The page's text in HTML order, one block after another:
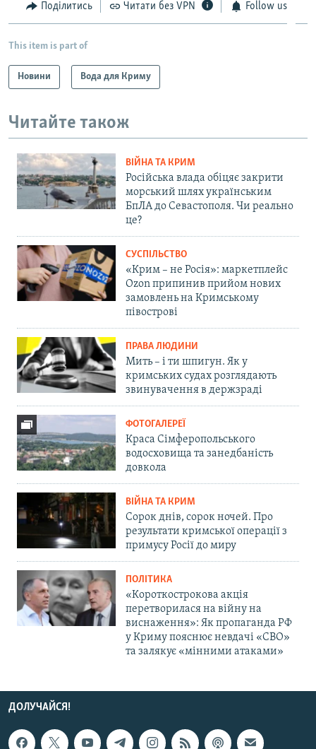
Поділитись Читати без VPN Follow us
This item is part of
Новини Вода для Криму
Читайте також
ВІЙНА ТА КРИМ
Російська влада обіцяє закрити
морський шлях українським
БпЛА до Севастополя. Чи реально
це?
СУСПІЛЬСТВО
«Крим – не Росія»: маркетплейс
Ozon припинив прийом нових
замовлень на Кримському
півострові
ПРАВА ЛЮДИНИ
Мить – і ти шпигун. Як у
кримських судах розглядають
звинувачення в держзраді
ФОТОГАЛЕРЕЇ
Краса Сімферопольського
водосховища та занедбаність
довкола
ВІЙНА ТА КРИМ
Сорок днів, сорок ночей. Про
результати кримської операції з
примусу Росії до миру
ПОЛІТИКА
«Короткострокова акція
перетворилася на війну на
виснаження»: Як пропаганда РФ
у Криму пояснює невдачі «СВО»
та залякує «мінними атаками»
ДОЛУЧАЙСЯ!